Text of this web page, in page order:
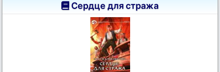
Сердце для стража